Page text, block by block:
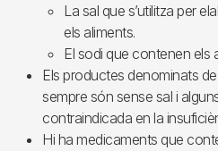
La sal que s’utilitza per
els aliments.
El sodi que contenen els
Els productes denominats
sempre són sense sal i
contraindicada en la
Hi ha medicaments que